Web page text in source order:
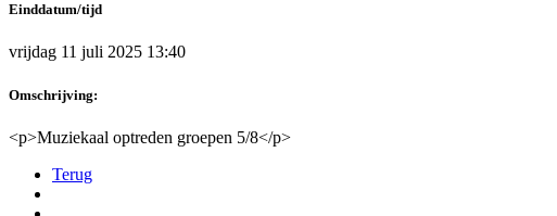
Einddatum/tijd
vrijdag 11 juli 2025 13:40
Omschrijving:
<p>Muziekaal optreden groepen 5/8</p>
Terug